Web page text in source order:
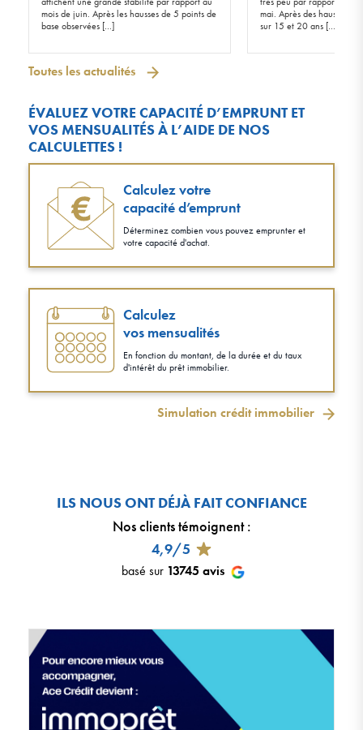
mois de juin. Après les hausses de 5 points de
base observées […]
mai. Après des hausses
sur 15 et 20 ans […]
Toutes les actualités
ÉVALUEZ VOTRE CAPACITÉ D’EMPRUNT ET
VOS MENSUALITÉS À L’AIDE DE NOS
CALCULETTES !
Calculez votre
capacité d’emprunt
Déterminez combien vous pouvez emprunter et
votre capacité d'achat.
Calculez
vos mensualités
En fonction du montant, de la durée et du taux
d'intérêt du prêt immobilier.
Simulation crédit immobilier
ILS NOUS ONT DÉJÀ FAIT CONFIANCE
Nos clients témoignent:
4,9/5
basé sur 13745 avis